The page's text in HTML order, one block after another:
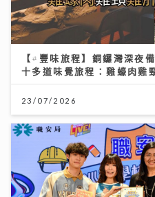
【#豐味旅程】銅鑼灣深夜
十多道味覺旅程：雞蠔肉雞
23/07/2026